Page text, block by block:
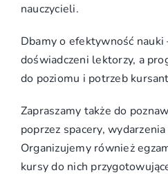
nauczycieli.
Dbamy o efektywność nauki
doświadczeni lektorzy, a
do poziomu i potrzeb
Zapraszamy także do
poprzez spacery,
Organizujemy również
kursy do nich